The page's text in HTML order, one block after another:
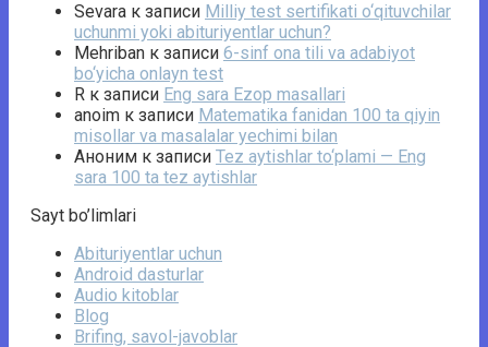
Sevara к записи Milliy test sertifikati o‘qituvchilar
uchunmi yoki abituriyentlar uchun?
Mehriban к записи 6-sinf ona tili va adabiyot
bo‘yicha onlayn test
R к записи Eng sara Ezop masallari
anoim к записи Matematika fanidan 100 ta qiyin
misollar va masalalar yechimi bilan
Аноним к записи Tez aytishlar to‘plami — Eng
sara 100 ta tez aytishlar
Sayt bo’limlari
Abituriyentlar uchun
Android dasturlar
Audio kitoblar
Blog
Brifing, savol-javoblar